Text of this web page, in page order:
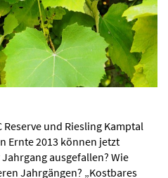
und Riesling Kamptal
Ernte 2013 können jetzt
ausgefallen? Wie
Jahrgängen? „Kostbares